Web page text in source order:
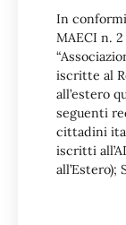
In
MAECI n.
iscritte al
all’estero
seguenti
cittadini
iscritti